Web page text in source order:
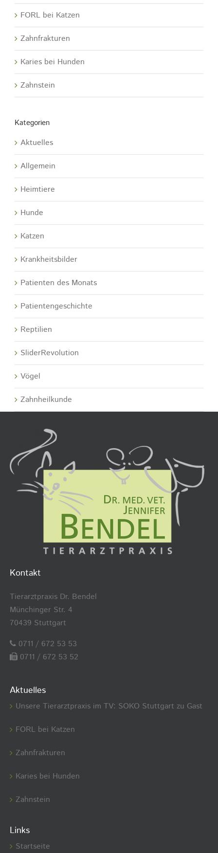
FORL bei Katzen
Zahnfrakturen
Karies bei Hunden
Zahnstein
Kategorien
Aktuelles
Allgemein
Heimtiere
Hunde
Katzen
Krankheitsbilder
Patienten des Monats
Patientengeschichte
Reptilien
SliderRevolution
Vögel
Zahnheilkunde
Kontakt
Tierarztpraxis Dr. Bendel
Münchinger Str. 4
70439 Stuttgart
0711 / 672 53 53
0711 / 672 53 52
Aktuelles
Unsere Tierarztpraxis im TV: SOKO Stuttgart zu Gast
FORL bei Katzen
Zahnfrakturen
Karies bei Hunden
Zahnstein
Links
Startseite